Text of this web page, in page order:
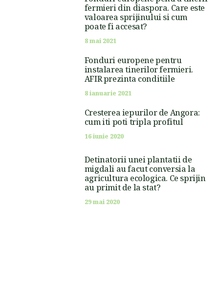
fermieri din diaspora. Care este
valoarea sprijinului si cum
poate fi accesat?
8 mai 2021
Fonduri europene pentru
instalarea tinerilor fermieri.
AFIR prezinta conditiile
8 ianuarie 2021
Cresterea iepurilor de Angora:
cum iti poti tripla profitul
16 iunie 2020
Detinatorii unei plantatii de
migdali au facut conversia la
agricultura ecologica. Ce sprijin
au primit de la stat?
29 mai 2020